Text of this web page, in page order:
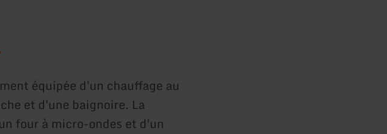
équipée d'un chauffage au
et d'une baignoire. La
four à micro-ondes et d'un